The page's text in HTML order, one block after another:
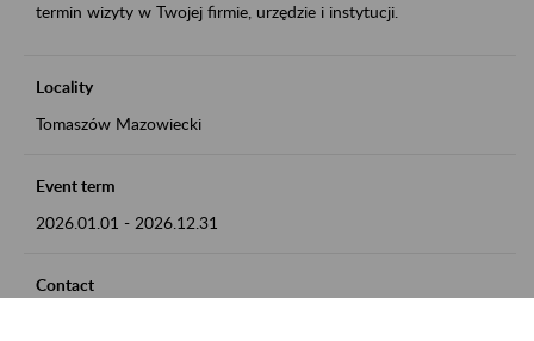
termin wizyty w Twojej firmie, urzędzie i instytucji.
Locality
Tomaszów Mazowiecki
Event term
2026.01.01 - 2026.12.31
Contact